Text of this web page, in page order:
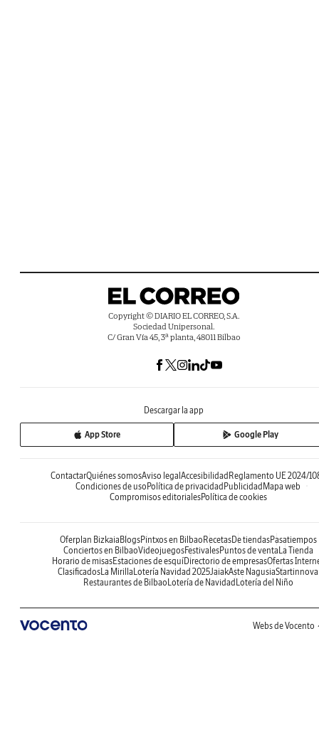
Copyright © DIARIO EL CORREO, S.A.
Sociedad Unipersonal.
C/ Gran Vía 45, 3ª planta, 48011 Bilbao
Descargar la app
App Store Google Play
ContactarQuiénes somosAviso legalAccesibilidadReglamento UE 2024/
Condiciones de usoPolítica de privacidadPublicidadMapa web
Compromisos editorialesPolítica de cookies
Oferplan BizkaiaBlogsPintxos en BilbaoRecetasDe tiendasPasatiempos
Conciertos en BilbaoVideojuegosFestivalesPuntos de ventaLa Tienda
Horario de misasEstaciones de esquíDirectorio de empresasOfertas
ClasificadosLa MirillaLotería Navidad 2025JaiakAste NagusiaStartinnova
Restaurantes de BilbaoLotería de NavidadLotería del Niño
Webs de Vocento